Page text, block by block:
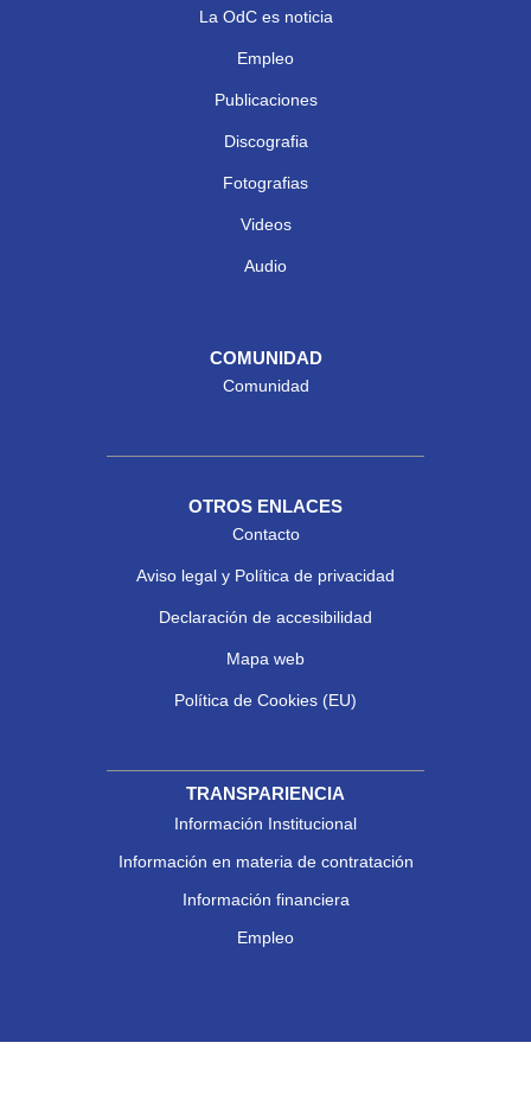
La OdC es noticia
Empleo
Publicaciones
Discografia
Fotografias
Videos
Audio
COMUNIDAD
Comunidad
OTROS ENLACES
Contacto
Aviso legal y Política de privacidad
Declaración de accesibilidad
Mapa web
Política de Cookies (EU)
TRANSPARIENCIA
Información Institucional
Información en materia de contratación
Información financiera
Empleo